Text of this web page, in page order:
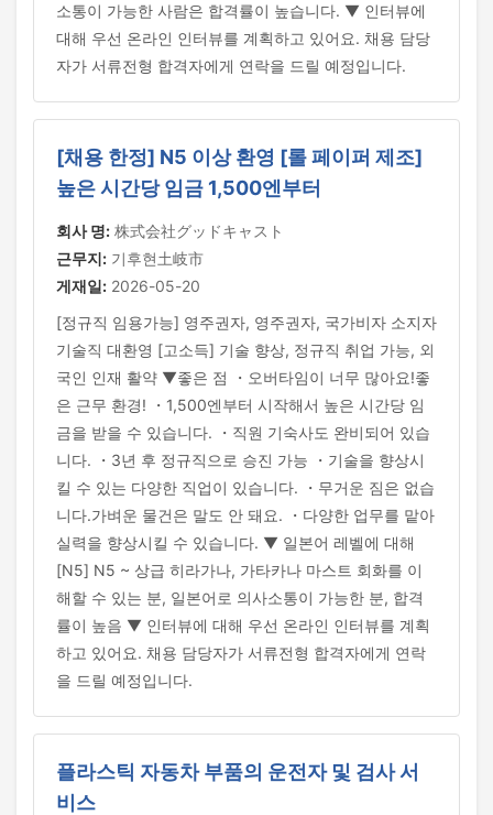
소통이 가능한 사람은 합격률이 높습니다. ▼ 인터뷰에
대해 우선 온라인 인터뷰를 계획하고 있어요. 채용 담당
자가 서류전형 합격자에게 연락을 드릴 예정입니다.
[채용 한정] N5 이상 환영 [롤 페이퍼 제조]
높은 시간당 임금 1,500엔부터
회사 명: 株式会社グッドキャスト
근무지: 기후현土岐市
게재일: 2026-05-20
[정규직 임용가능] 영주권자, 영주권자, 국가비자 소지자
기술직 대환영 [고소득] 기술 향상, 정규직 취업 가능, 외
국인 인재 활약 ▼좋은 점 ・오버타임이 너무 많아요!좋
은 근무 환경! ・1,500엔부터 시작해서 높은 시간당 임
금을 받을 수 있습니다. ・직원 기숙사도 완비되어 있습
니다. ・3년 후 정규직으로 승진 가능 ・기술을 향상시
킬 수 있는 다양한 직업이 있습니다. ・무거운 짐은 없습
니다.가벼운 물건은 말도 안 돼요. ・다양한 업무를 맡아
실력을 향상시킬 수 있습니다. ▼ 일본어 레벨에 대해
[N5] N5 ~ 상급 히라가나, 가타카나 마스트 회화를 이
해할 수 있는 분, 일본어로 의사소통이 가능한 분, 합격
률이 높음 ▼ 인터뷰에 대해 우선 온라인 인터뷰를 계획
하고 있어요. 채용 담당자가 서류전형 합격자에게 연락
을 드릴 예정입니다.
플라스틱 자동차 부품의 운전자 및 검사 서
비스